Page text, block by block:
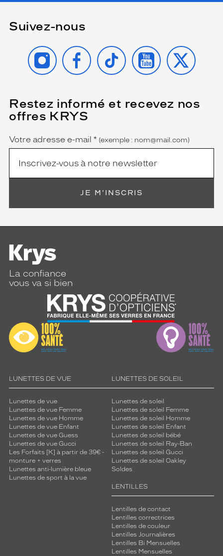
Suivez-nous
INSTAGRAMFACEBOOK
TIKTOK YOUTUBE
X
Restez informé et recevez nos
offres KRYS
Name
Votre adresse e-mail *
(Ce
champ
est
obligatoire)
(exemple : nom@mail.com)
JE M'INSCRIS
La confiance
vous va si bien
LUNETTES DE VUE
Lunettes de vue
Lunettes de vue Femme
Lunettes de vue Homme
Lunettes de vue Enfant
Lunettes de vue Guess
Lunettes de vue Gucci
Les Forfaits [K] à partir de 39€ -
monture + verres
Lunettes anti-lumière bleue
Lunettes de sport à la vue
LUNETTES DE SOLEIL
Lunettes de soleil
Lunettes de soleil Femme
Lunettes de soleil Homme
Lunettes de soleil Enfant
Lunettes de soleil bébé
Lunettes de soleil Ray-Ban
Lunettes de soleil Gucci
Lunettes de soleil Oakley
Soldes
LENTILLES
Lentilles de contact
Lentilles correctrices
Lentilles de couleur
Lentilles Journalières
Lentilles Bi Mensuelles
Lentilles Mensuelles